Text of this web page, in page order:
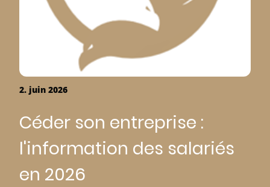
2. juin 2026
Céder son entreprise :
l'information des salariés
en 2026